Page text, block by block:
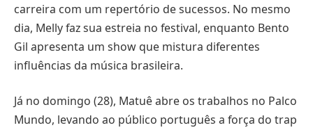
carreira com um repertório de sucessos. No mesmo
dia, Melly faz sua estreia no festival, enquanto Bento
Gil apresenta um show que mistura diferentes
influências da música brasileira.
Já no domingo (28), Matuê abre os trabalhos no Palco
Mundo, levando ao público português a força do trap